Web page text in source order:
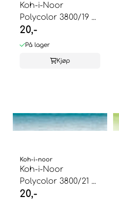
Koh-i-Noor
Polycolor 3800/19 ...
20,-
På lager
Kjøp
Koh-i-noor
Koh-i-Noor
Polycolor 3800/21 ...
20,-